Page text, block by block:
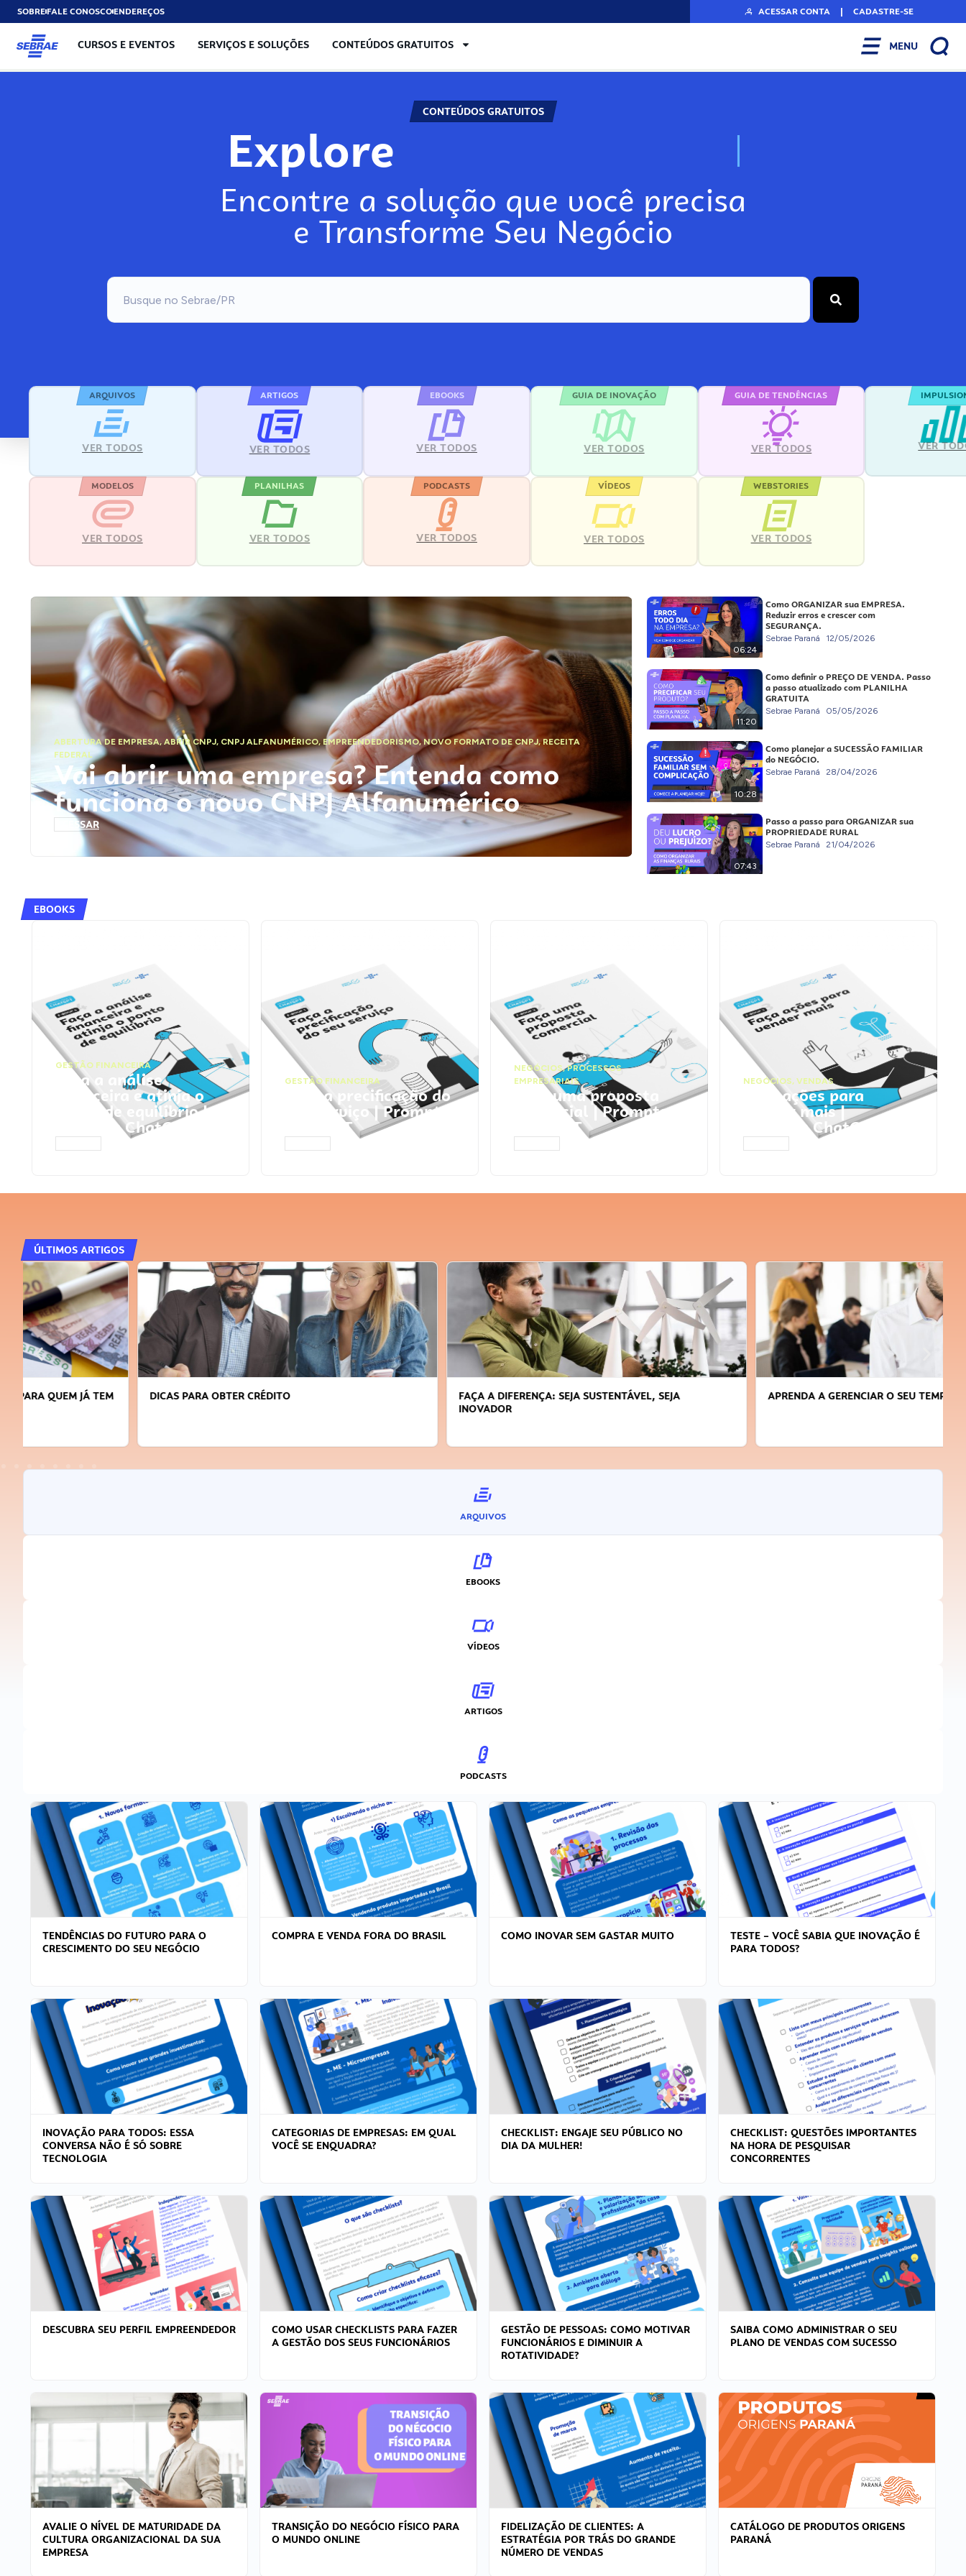
SOBREFALE CONOSCOENDEREÇOS ACESSAR CONTA | CADASTRE-SE
CURSOS E EVENTOS SERVIÇOS E SOLUÇÕES CONTEÚDOS GRATUITOS MENU
CONTEÚDOS GRATUITOS
Explore N
Encontre a solução que você precisa
e Transforme Seu Negócio
ARQUIVOS
VER TODOS
ARTIGOS
VER TODOS
EBOOKS
VER TODOS
GUIA DE INOVAÇÃO
VER TODOS
GUIA DE TENDÊNCIAS
VER TODOS VER
MODELOS
VER TODOS
PLANILHAS
VER TODOS
PODCASTS
VER TODOS
VÍDEOS
VER TODOS
WEBSTORIES
VER TODOS
ABERTURA DE EMPRESA,ABRIR CNPJ, CNPJ ALFANUMÉRICO, EMPREENDEDORISMO,NOVO FORMATO DE CNPJ,RECEITA
FEDERAL
Vai abrir uma empresa? Entenda como
funciona o novo CNPJ Alfanumérico
ACESSAR
06:24
Como ORGANIZAR sua EMPRESA.
Reduzir erros e crescer com
SEGURANÇA.
Sebrae Paraná 12/05/2026
11:20
Como definir o PREÇO DE VENDA. Passo
a passo atualizado com PLANILHA
GRATUITA
Sebrae Paraná 05/05/2026
10:28
Como planejar a SUCESSÃO FAMILIAR
do NEGÓCIO.
Sebrae Paraná 28/04/2026
07:43
Passo a passo para ORGANIZAR sua
PROPRIEDADE RURAL
Sebrae Paraná 21/04/2026
EBOOKS
GESTÃO FINANCEIRA
Faça a análise
financeira e atinja o
ponto de equilíbrio |
Prompts ChatGPT
GESTÃO FINANCEIRA
Faça a precificação do
seu serviço | Prompts
ChatGPT
NEGÓCIOS,PROCESSOS
EMPRESARIAIS
Faça uma proposta
comercial | Prompts
ChatGPT
NEGÓCIOS, VENDAS
Faça ações para
vender mais |
Prompts ChatGPT
ÚLTIMOS ARTIGOS
DICAS PARA OBTER CRÉDITO
FAÇA A DIFERENÇA: SEJA SUSTENTÁVEL, SEJA
APRENDA A GERENCIAR O SEU TEMPO
ARQUIVOS
EBOOKS
VÍDEOS
ARTIGOS
PODCASTS
TENDÊNCIAS DO FUTURO PARA O
CRESCIMENTO DO SEU NEGÓCIO
COMPRA E VENDA FORA DO BRASIL COMO INOVAR SEM GASTAR MUITO
TESTE – VOCÊ SABIA QUE INOVAÇÃO É
PARA TODOS?
INOVAÇÃO PARA TODOS: ESSA
CONVERSA NÃO É SÓ SOBRE
TECNOLOGIA
CATEGORIAS DE EMPRESAS: EM QUAL
VOCÊ SE ENQUADRA?
CHECKLIST: ENGAJE SEU PÚBLICO NO
DIA DA MULHER!
CHECKLIST: QUESTÕES IMPORTANTES
NA HORA DE PESQUISAR
CONCORRENTES
DESCUBRA SEU PERFIL EMPREENDEDOR
COMO USAR CHECKLISTS PARA FAZER
A GESTÃO DOS SEUS FUNCIONÁRIOS
GESTÃO DE PESSOAS: COMO MOTIVAR
FUNCIONÁRIOS E DIMINUIR A
ROTATIVIDADE?
SAIBA COMO ADMINISTRAR O SEU
PLANO DE VENDAS COM SUCESSO
AVALIE O NÍVEL DE MATURIDADE DA
CULTURA ORGANIZACIONAL DA SUA
EMPRESA
TRANSIÇÃO DO NEGÓCIO FÍSICO PARA
O MUNDO ONLINE
FIDELIZAÇÃO DE CLIENTES: A
ESTRATÉGIA POR TRÁS DO GRANDE
NÚMERO DE VENDAS
CATÁLOGO DE PRODUTOS ORIGENS
PARANÁ